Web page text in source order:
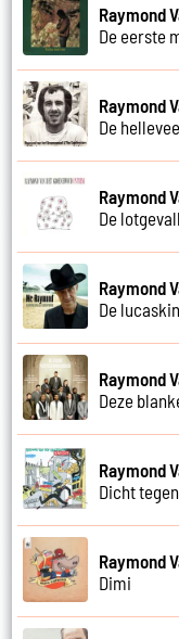
Raymond
De eerste
Raymond
De
Raymond
De
Raymond
De
Raymond
Deze
Raymond
Dicht
Raymond
Dimi